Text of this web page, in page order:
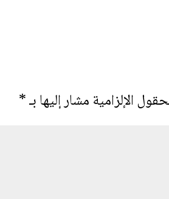
الإلزامية مشار إليها بـ*